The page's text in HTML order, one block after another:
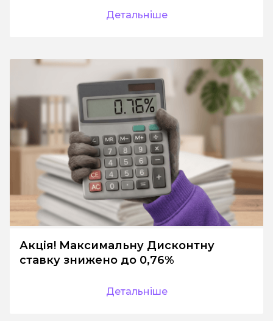
Детальніше
Акція! Максимальну Дисконтну
ставку знижено до 0,76%
Детальніше